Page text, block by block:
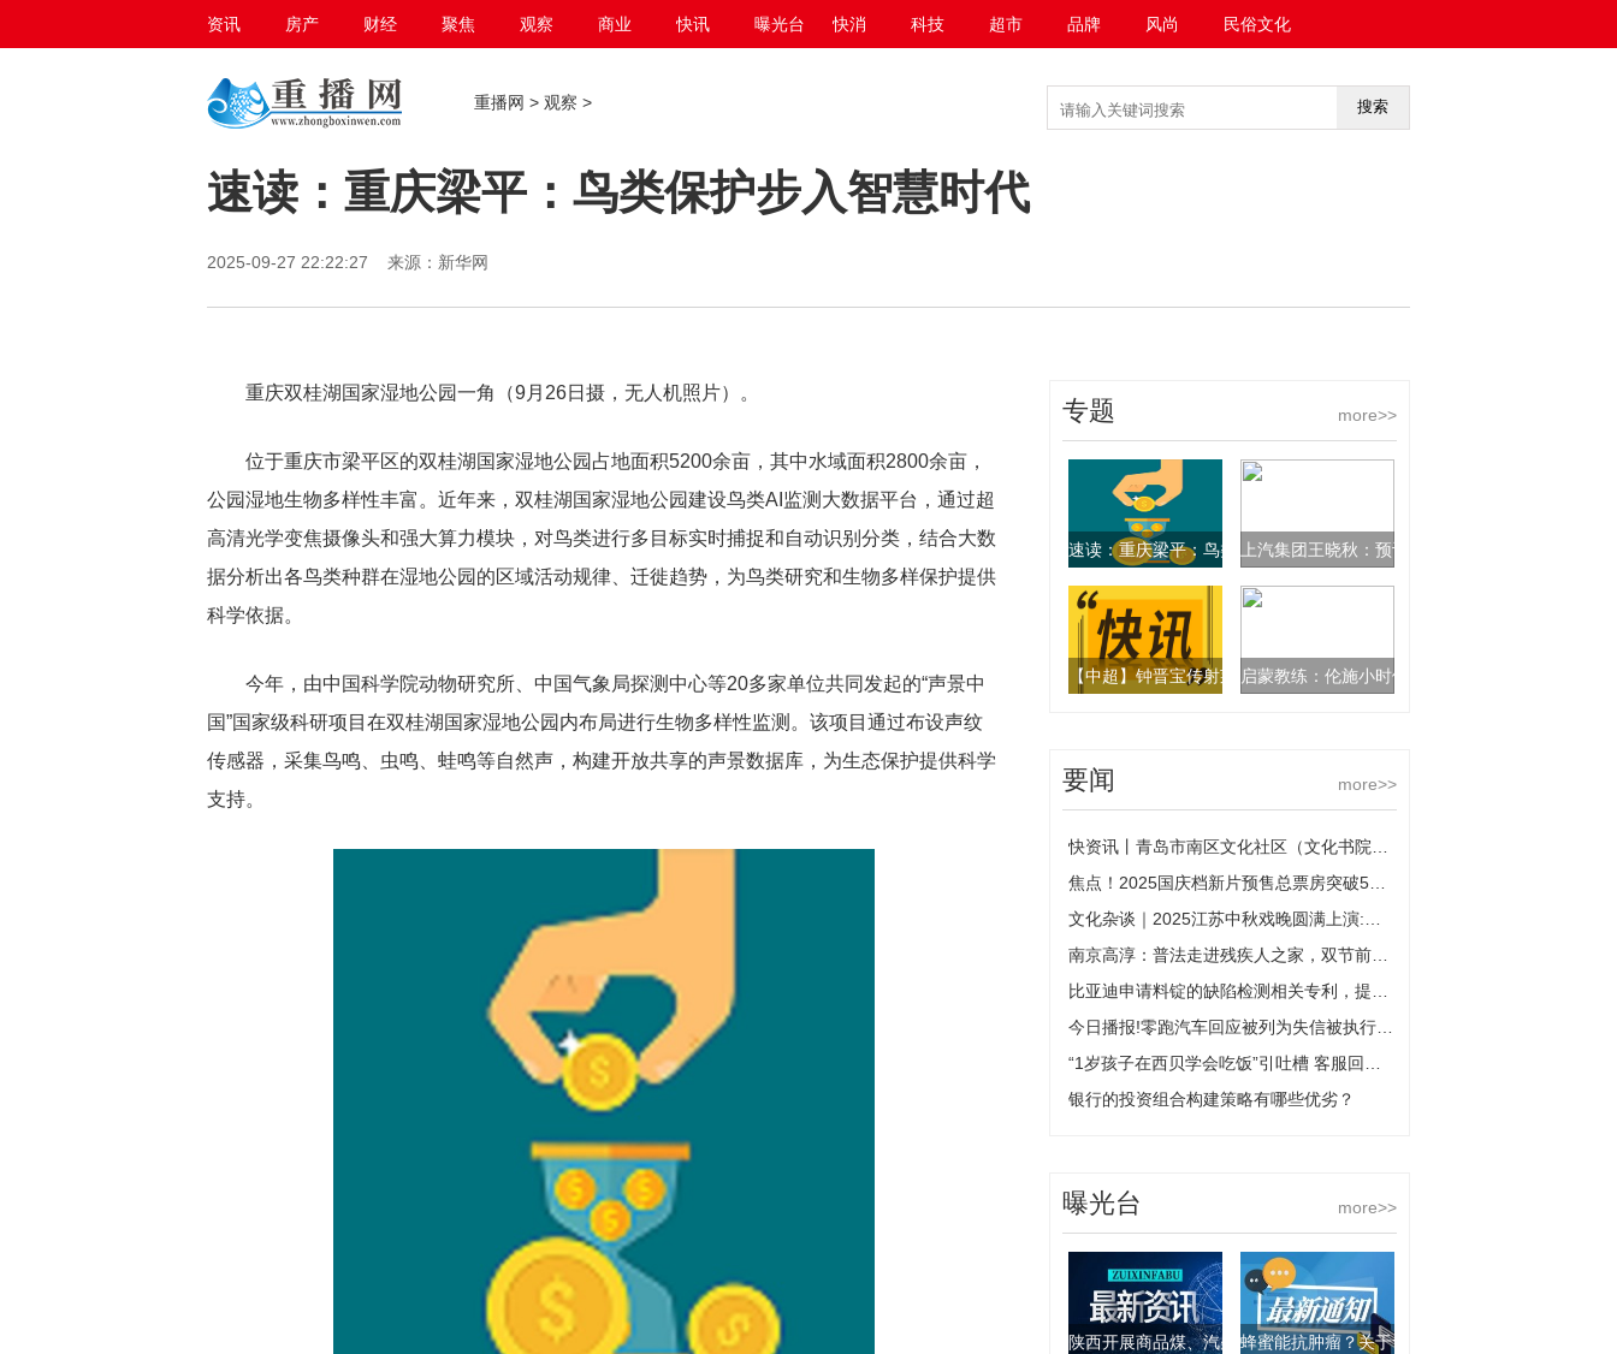
资讯 房产 财经 聚焦 观察 商业 快讯 曝光台 快消 科技 超市 品牌 风尚 民俗文化
<<返回首页
重播网 > 观察 > 搜索
速读：重庆梁平：鸟类保护步入智慧时代
2025-09-27 22:22:27 来源：新华网
重庆双桂湖国家湿地公园一角（9月26日摄，无人机照片）。
位于重庆市梁平区的双桂湖国家湿地公园占地面积5200余亩，其中水域面积2800余亩，
公园湿地生物多样性丰富。近年来，双桂湖国家湿地公园建设鸟类AI监测大数据平台，通过超
高清光学变焦摄像头和强大算力模块，对鸟类进行多目标实时捕捉和自动识别分类，结合大数
据分析出各鸟类种群在湿地公园的区域活动规律、迁徙趋势，为鸟类研究和生物多样保护提供
科学依据。
今年，由中国科学院动物研究所、中国气象局探测中心等20多家单位共同发起的“声景中
国”国家级科研项目在双桂湖国家湿地公园内布局进行生物多样性监测。该项目通过布设声纹
传感器，采集鸟鸣、虫鸣、蛙鸣等自然声，构建开放共享的声景数据库，为生态保护提供科学
支持。
more>>
专题
速读：重庆梁平：鸟类保护步入智慧时代上汽集团王晓秋：预计到2030年我国新能源汽车
【中超】钟晋宝传射莱昂纳多2球 海港3比2逆转三镇
启蒙教练：伦施小时候踢中卫但滕哈赫让他踢边
more>>
要闻
银行的投资组合构建策略有哪些优劣？
more>>
曝光台
陕西开展商品煤、汽柴油产品抽查行动 9批次产品不合格
蜂蜜能抗肿瘤？关于食物饮料的谣言你要知道这几